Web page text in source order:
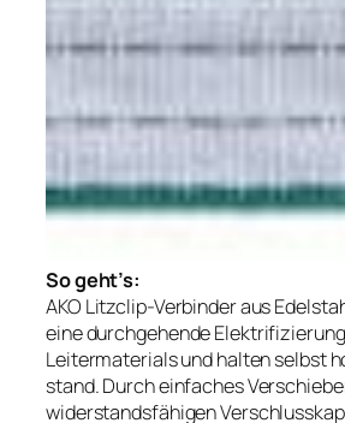
So geht’s:
AKO Litzclip-Verbinder aus
eine durchgehende
Leitermaterials und halten selbst
stand. Durch einfaches
widerstandsfähigen